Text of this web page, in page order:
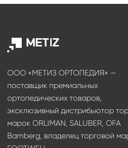
ООО «МЕТИЗ ОРТОПЕДИЯ» —
поставщик премиальных
ортопедических товаров,
эксклюзивный дистрибьютор
марок ORLIMAN, SALUBER, OFA
Bamberg, владелец торговой